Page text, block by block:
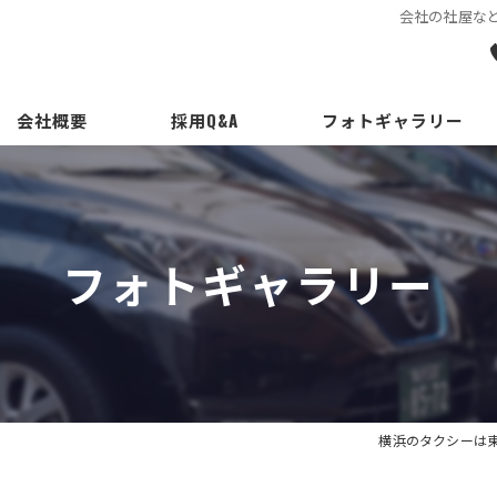
会社の社屋な
会社概要
表挨拶
ジョン
採用Q&A フォトギャラリー
フォトギャラリー
横浜のタクシーは